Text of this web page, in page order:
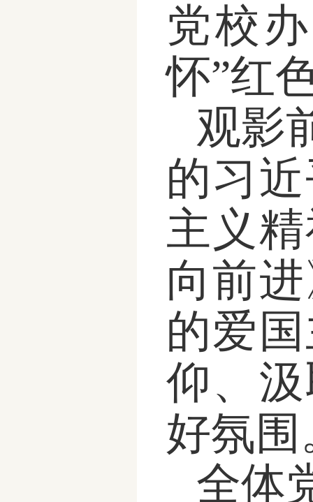
党校办
怀”红
观影
的习
主义
向前
的爱
仰、
好氛围
全体